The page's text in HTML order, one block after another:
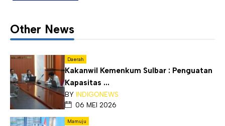
Other News
Daerah
Kakanwil Kemenkum Sulbar : Penguatan
Kapasitas ...
BY INDIGONEWS
06 MEI 2026
Mamuju